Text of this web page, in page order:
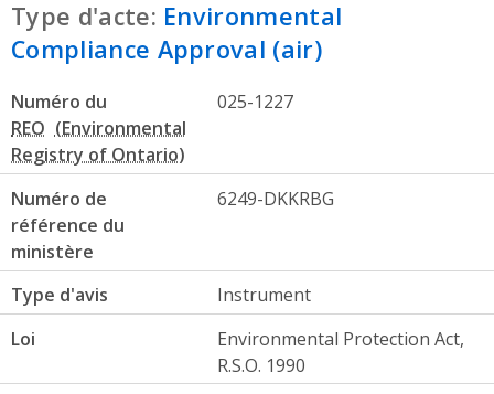
Type d'acte: Environmental
Compliance Approval (air)
Numéro du
REO
025-1227
Numéro de
référence du
ministère
6249-DKKRBG
Type d'avis
Instrument
Loi
Environmental Protection Act,
R.S.O. 1990